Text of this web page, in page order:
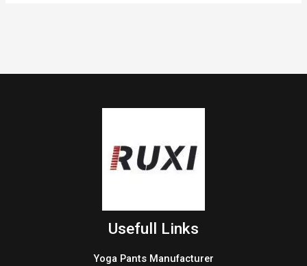
Usefull Links
Yoga Pants Manufacturer